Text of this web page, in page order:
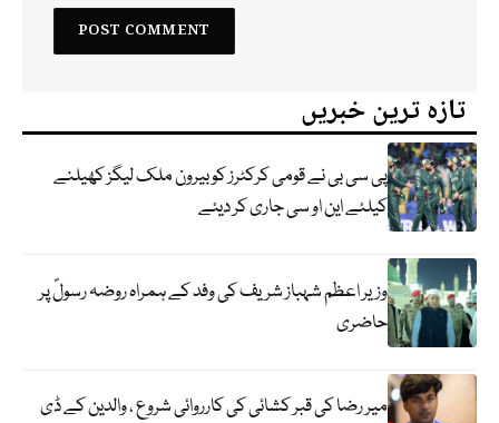
تازہ ترین خبریں
پی سی بی نے قومی کرکٹرز کو بیرون ملک لیگز کھیلنے
کیلئے این او سی جاری کر دیئے
وزیر اعظم شہباز شریف کی وفد کے ہمراہ روضہ رسولؐ پر
حاضری
میر رضا کی قبر کشائی کی کارروائی شروع ، والدین کے ڈی